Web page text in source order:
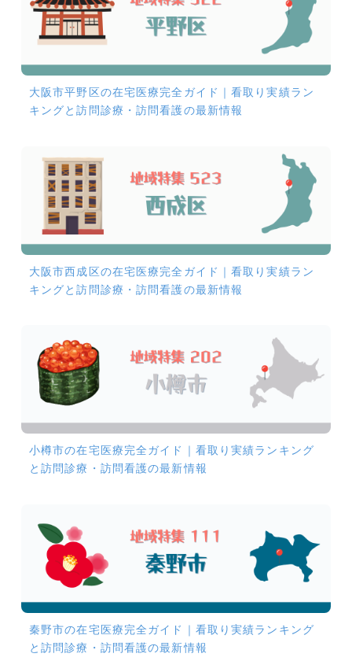
大阪市平野区の在宅医療完全ガイド｜看取り実績ラン
キングと訪問診療・訪問看護の最新情報
大阪市西成区の在宅医療完全ガイド｜看取り実績ラン
キングと訪問診療・訪問看護の最新情報
小樽市の在宅医療完全ガイド｜看取り実績ランキング
と訪問診療・訪問看護の最新情報
秦野市の在宅医療完全ガイド｜看取り実績ランキング
と訪問診療・訪問看護の最新情報